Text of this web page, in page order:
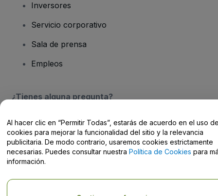
Inversores
Servicio corporativo
Sala de prensa
Empleos
¿Tienes alguna pregunta?
Centro de Ayuda / Contacto
Derechos reservados © viagogo Entertainment Inc 2026 Datos de
El uso de este sitio web constituye la aceptación de los
Al hacer clic en “Permitir Todas”, estarás de acuerdo en el uso
cookies para mejorar la funcionalidad del sitio y la relevancia
publicitaria. De modo contrario, usaremos cookies estrictamente
necesarias. Puedes consultar nuestra Política de Cookies para
información.